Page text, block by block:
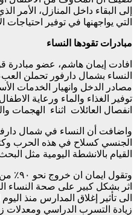
إلى البقاء داخل المنازل، الأمر
التي يواجهنها في توفير احتياجات
مبادرات تقودها النساء
افادت إيمان هاشم، عضو مبادرة
النساء بشمال دارفور تحملن
مصادر الدخل وانهيار الخدمات
توفير الغذاء والماء ورعاية
انفصال العائلات اثناء الهجمات
واضافت أن النساء في شمال
الجنسي كسلاح في هذه الحرب
القيام بالانشطة اليومية مثل
وتقول
اثر بشكل كبير على صحة النساء
الى تأثير إغلاق المدارس منذ
زيادة التسرب الدراسي ومعدلات